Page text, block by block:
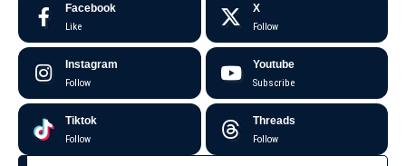
Facebook
Like
X
Follow
Instagram
Follow
Youtube
Subscribe
Tiktok
Follow
Threads
Follow